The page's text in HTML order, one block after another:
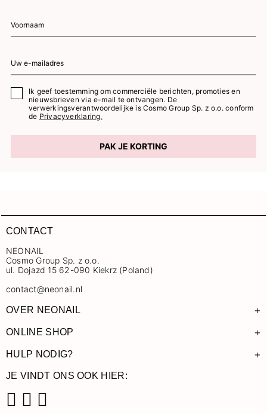
Ik geef toestemming om commerciële berichten, promoties en
nieuwsbrieven via e-mail te ontvangen. De
verwerkingsverantwoordelijke is Cosmo Group Sp. z o.o. conform
de Privacyverklaring.
PAK JE KORTING
CONTACT
NEONAIL
Cosmo Group Sp. z o.o.
ul. Dojazd 15 62-090 Kiekrz (Poland)
contact@neonail.nl
OVER NEONAIL +
ONLINE SHOP +
HULP NODIG? +
JE VINDT ONS OOK HIER: